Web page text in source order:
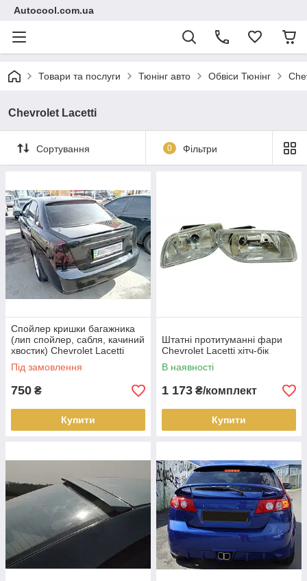
Autocool.com.ua
Товари та послуги Тюнінг авто Обвіси Тюнінг
Chevrolet Lacetti
Сортування 0 Фільтри
Спойлер кришки багажника
(лип спойлер, сабля, качиний
хвостик) Chevrolet Lacetti
седан 2004+ г.в. Лачети
Під замовлення
750 ₴
Купити
Штатні протитуманні фари
Chevrolet Lacetti хітч-бік
В наявності
1 173 ₴/комплект
Купити